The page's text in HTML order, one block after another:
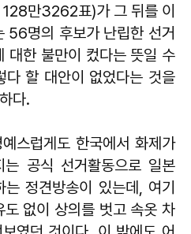
만3262표)가 그 뒤를 이
56명의 후보가 난립한 선거
대한 불만이 컸다는 뜻일 수
다 할 대안이 없었다는 것을
다.
스럽게도 한국에서 화제가
는 공식 선거활동으로 일본
정견방송이 있는데, 여기
없이 상의를 벗고 속옷 차